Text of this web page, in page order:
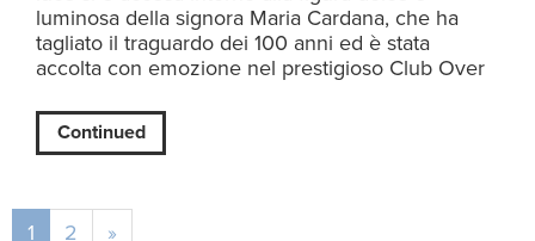
luminosa della signora Maria Cardana, che ha
tagliato il traguardo dei 100 anni ed è stata
accolta con emozione nel prestigioso Club Over
Continued
1 2 »